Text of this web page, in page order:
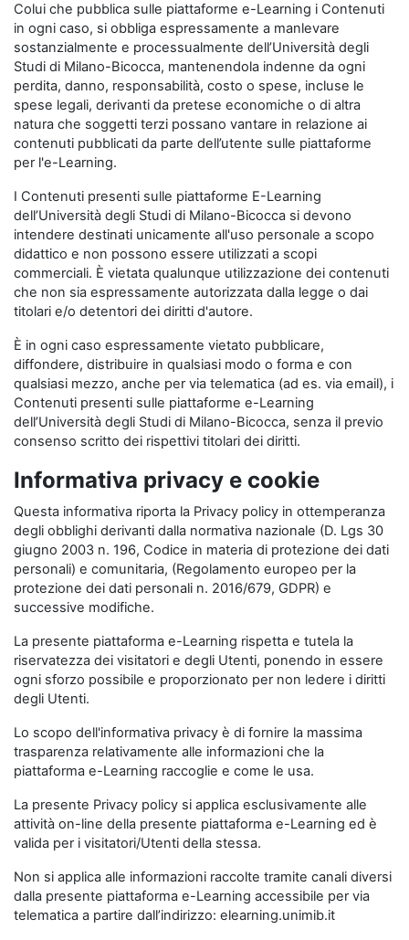
Colui che pubblica sulle piattaforme e-Learning i Contenuti
in ogni caso, si obbliga espressamente a manlevare
sostanzialmente e processualmente dell’Università degli
Studi di Milano-Bicocca, mantenendola indenne da ogni
perdita, danno, responsabilità, costo o spese, incluse le
spese legali, derivanti da pretese economiche o di altra
natura che soggetti terzi possano vantare in relazione ai
contenuti pubblicati da parte dell’utente sulle piattaforme
per l'e-Learning.
I Contenuti presenti sulle piattaforme E-Learning
dell’Università degli Studi di Milano-Bicocca si devono
intendere destinati unicamente all'uso personale a scopo
didattico e non possono essere utilizzati a scopi
commerciali. È vietata qualunque utilizzazione dei contenuti
che non sia espressamente autorizzata dalla legge o dai
titolari e/o detentori dei diritti d'autore.
È in ogni caso espressamente vietato pubblicare,
diffondere, distribuire in qualsiasi modo o forma e con
qualsiasi mezzo, anche per via telematica (ad es. via email), i
Contenuti presenti sulle piattaforme e-Learning
dell’Università degli Studi di Milano-Bicocca, senza il previo
consenso scritto dei rispettivi titolari dei diritti.
Informativa privacy e cookie
Questa informativa riporta la Privacy policy in ottemperanza
degli obblighi derivanti dalla normativa nazionale (D. Lgs 30
giugno 2003 n. 196, Codice in materia di protezione dei dati
personali) e comunitaria, (Regolamento europeo per la
protezione dei dati personali n. 2016/679, GDPR) e
successive modifiche.
La presente piattaforma e-Learning rispetta e tutela la
riservatezza dei visitatori e degli Utenti, ponendo in essere
ogni sforzo possibile e proporzionato per non ledere i diritti
degli Utenti.
Lo scopo dell'informativa privacy è di fornire la massima
trasparenza relativamente alle informazioni che la
piattaforma e-Learning raccoglie e come le usa.
La presente Privacy policy si applica esclusivamente alle
attività on-line della presente piattaforma e-Learning ed è
valida per i visitatori/Utenti della stessa.
Non si applica alle informazioni raccolte tramite canali diversi
dalla presente piattaforma e-Learning accessibile per via
telematica a partire dall’indirizzo: elearning.unimib.it